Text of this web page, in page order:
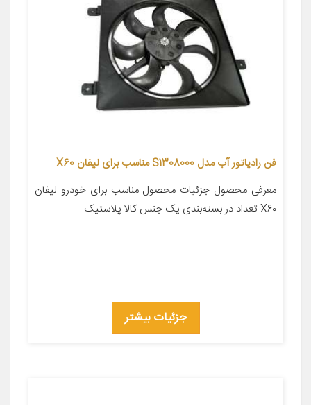
فن رادیاتور آب مدل S1308000 مناسب برای لیفان X60
معرفی محصول جزئیات محصول مناسب برای خودرو لیفان
X۶۰ تعداد در بسته‌بندی یک جنس کالا پلاستیک
جزئیات بیشتر